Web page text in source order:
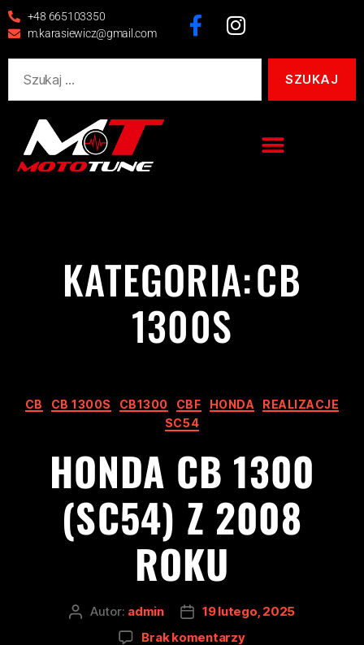
+48 665103350
m.karasiewicz@gmail.com
KATEGORIA:CB
1300S
CB CB 1300S CB1300 CBF HONDA
REALIZACJE
SC54
HONDA CB 1300
(SC54) Z 2008
ROKU
Autor: admin
19 lutego, 2025
Brak komentarzy